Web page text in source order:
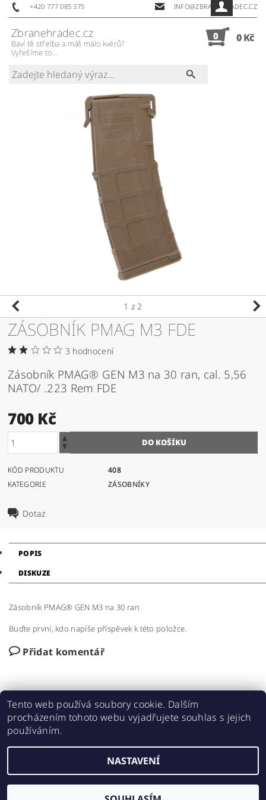
+420 777 085 375 INFO@ZBRANEHRADEC.CZ
Zbranehradec.cz
Baví tě střelba a máš málo kvérů?
Vyřešíme to...
0 0 Kč
1 z 2
ZÁSOBNÍK PMAG M3 FDE
3 hodnocení
Zásobník PMAG® GEN M3 na 30 ran, cal. 5,56
NATO/ .223 Rem FDE
700 Kč
KÓD PRODUKTU
408
KATEGORIE
ZÁSOBNÍKY
Dotaz
POPIS
DISKUZE
Zásobník PMAG® GEN M3 na 30 ran
Buďte první, kdo napíše příspěvek k této položce.
Přidat komentář
2026 © Zbranehradec.cz, všechna práva vyhrazena
Vytvořil Shoptet
Tento web používá soubory cookie. Dalším
procházením tohoto webu vyjadřujete souhlas s jejich
používáním.
NASTAVENÍ